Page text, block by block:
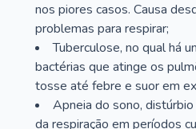
nos piores casos. Causa
problemas para respirar;
Tuberculose, no qual há
bactérias que atinge os
tosse até febre e suor em
Apneia do sono,
da respiração em períodos